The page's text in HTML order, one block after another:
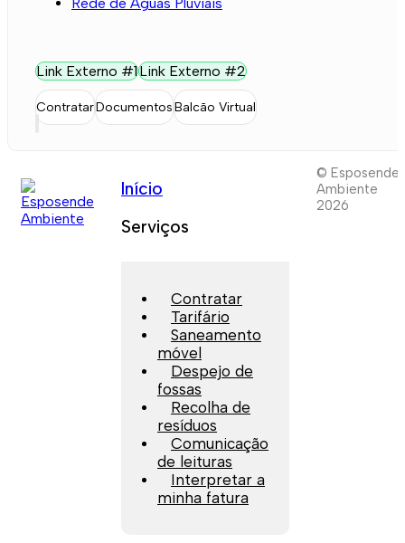
Link Externo #1Link Externo #2
ContratarDocumentosBalcão Virtual
Início
Serviços
Contratar
Tarifário
Saneamento
móvel
Despejo de
fossas
Recolha de
resíduos
Comunicação
de leituras
Interpretar a
minha fatura
© Esposende
Ambiente
2026